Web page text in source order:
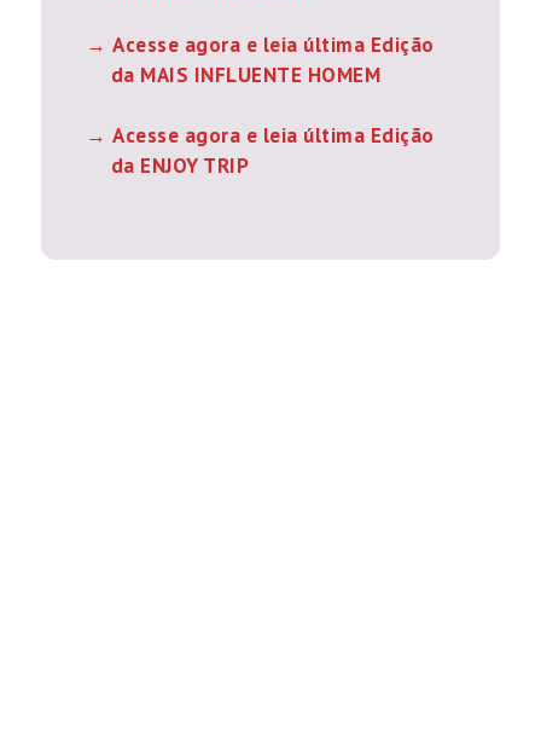
Acesse agora e leia última Edição
da MAIS INFLUENTE HOMEM
Acesse agora e leia última Edição
da ENJOY TRIP